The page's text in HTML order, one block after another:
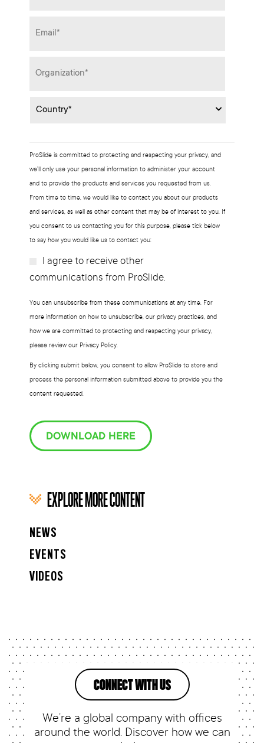
Email
Organization
Country
ProSlide is committed to protecting and respecting your privacy, and
we’ll only use your personal information to administer your account
and to provide the products and services you requested from us.
From time to time, we would like to contact you about our products
and services, as well as other content that may be of interest to you. If
you consent to us contacting you for this purpose, please tick below
to say how you would like us to contact you:
Subscribe?
I agree to receive other
communications from ProSlide.
You can unsubscribe from these communications at any time. For
more information on how to unsubscribe, our privacy practices, and
how we are committed to protecting and respecting your privacy,
please review our Privacy Policy.
By clicking submit below, you consent to allow ProSlide to store and
process the personal information submitted above to provide you the
content requested.
DOWNLOAD HERE
EXPLORE MORE CONTENT
NEWS
EVENTS
VIDEOS
CONNECT WITH US
We’re a global company with offices
around the world. Discover how we can